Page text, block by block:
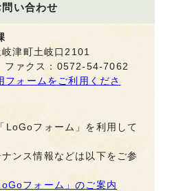
問い合わせ
津町土岐口2101
ァクス：0572-54-7062
フォームをご利用くださ
LoGoフォーム」を利用して
ンス情報などは以下をご参
フォーム」のご案内